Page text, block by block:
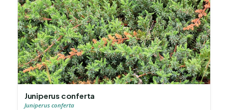
Juniperus conferta
Juniperus conferta